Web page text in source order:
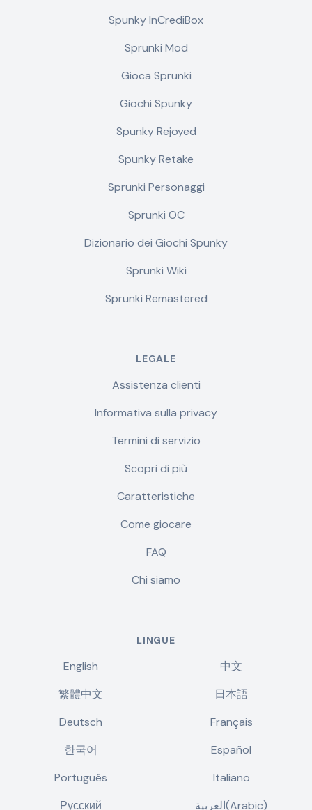
Spunky InCrediBox
Sprunki Mod
Gioca Sprunki
Giochi Spunky
Spunky Rejoyed
Spunky Retake
Sprunki Personaggi
Sprunki OC
Dizionario dei Giochi Spunky
Sprunki Wiki
Sprunki Remastered
LEGALE
Assistenza clienti
Informativa sulla privacy
Termini di servizio
Scopri di più
Caratteristiche
Come giocare
FAQ
Chi siamo
LINGUE
English
中文
繁體中文
日本語
Deutsch
Français
한국어
Español
Português
Italiano
Русский
العربية(Arabic)